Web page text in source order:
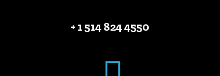
4550 824 514 1 +